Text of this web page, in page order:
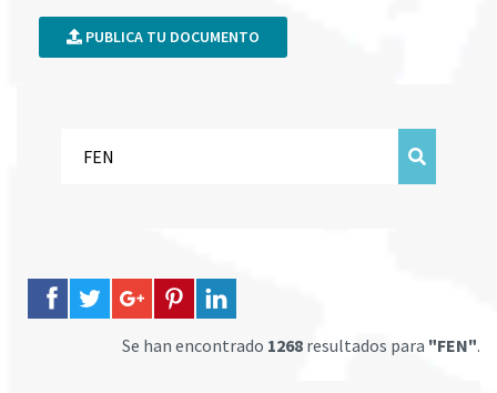
PUBLICA TU DOCUMENTO
Se han encontrado 1268 resultados para "FEN".